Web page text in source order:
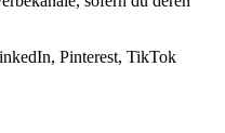
Pinterest, TikTok